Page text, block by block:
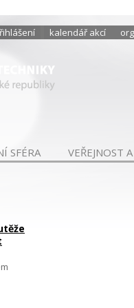
kalendář akcí
SFÉRA VEŘEJNOST